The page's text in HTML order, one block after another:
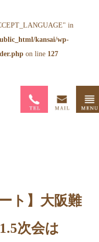
in
kansai/wp-
on line 127
ト】大阪難
次会は